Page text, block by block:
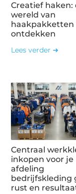
Creatief haken:
wereld van
haakpakketten
ontdekken
Lees verder ➜
Centraal
inkopen voor je
afdeling
bedrijfskleding
rust en